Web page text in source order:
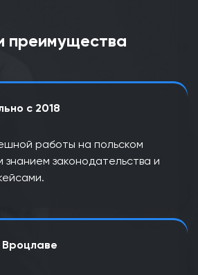
преимущества
с 2018
работы на польском
знанием законодательства и